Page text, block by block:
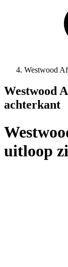
Westwood
Westwood
achterkant
uitloop